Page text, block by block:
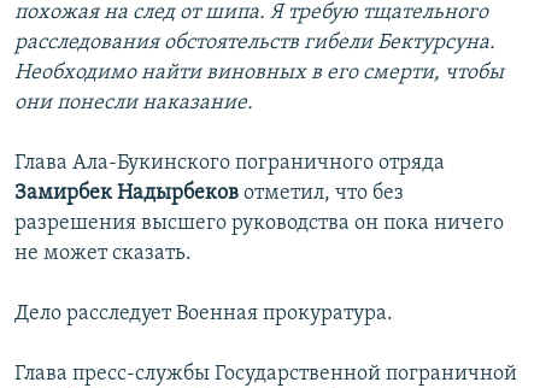
похожая на след от шипа. Я требую тщательного
расследования обстоятельств гибели Бектурсуна.
Необходимо найти виновных в его смерти, чтобы
они понесли наказание.
Глава Ала-Букинского пограничного отряда
Замирбек Надырбеков отметил, что без
разрешения высшего руководства он пока ничего
не может сказать.
Дело расследует Военная прокуратура.
Глава пресс-службы Государственной пограничной